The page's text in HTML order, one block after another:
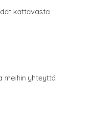
kattavasta
meihin yhteyttä